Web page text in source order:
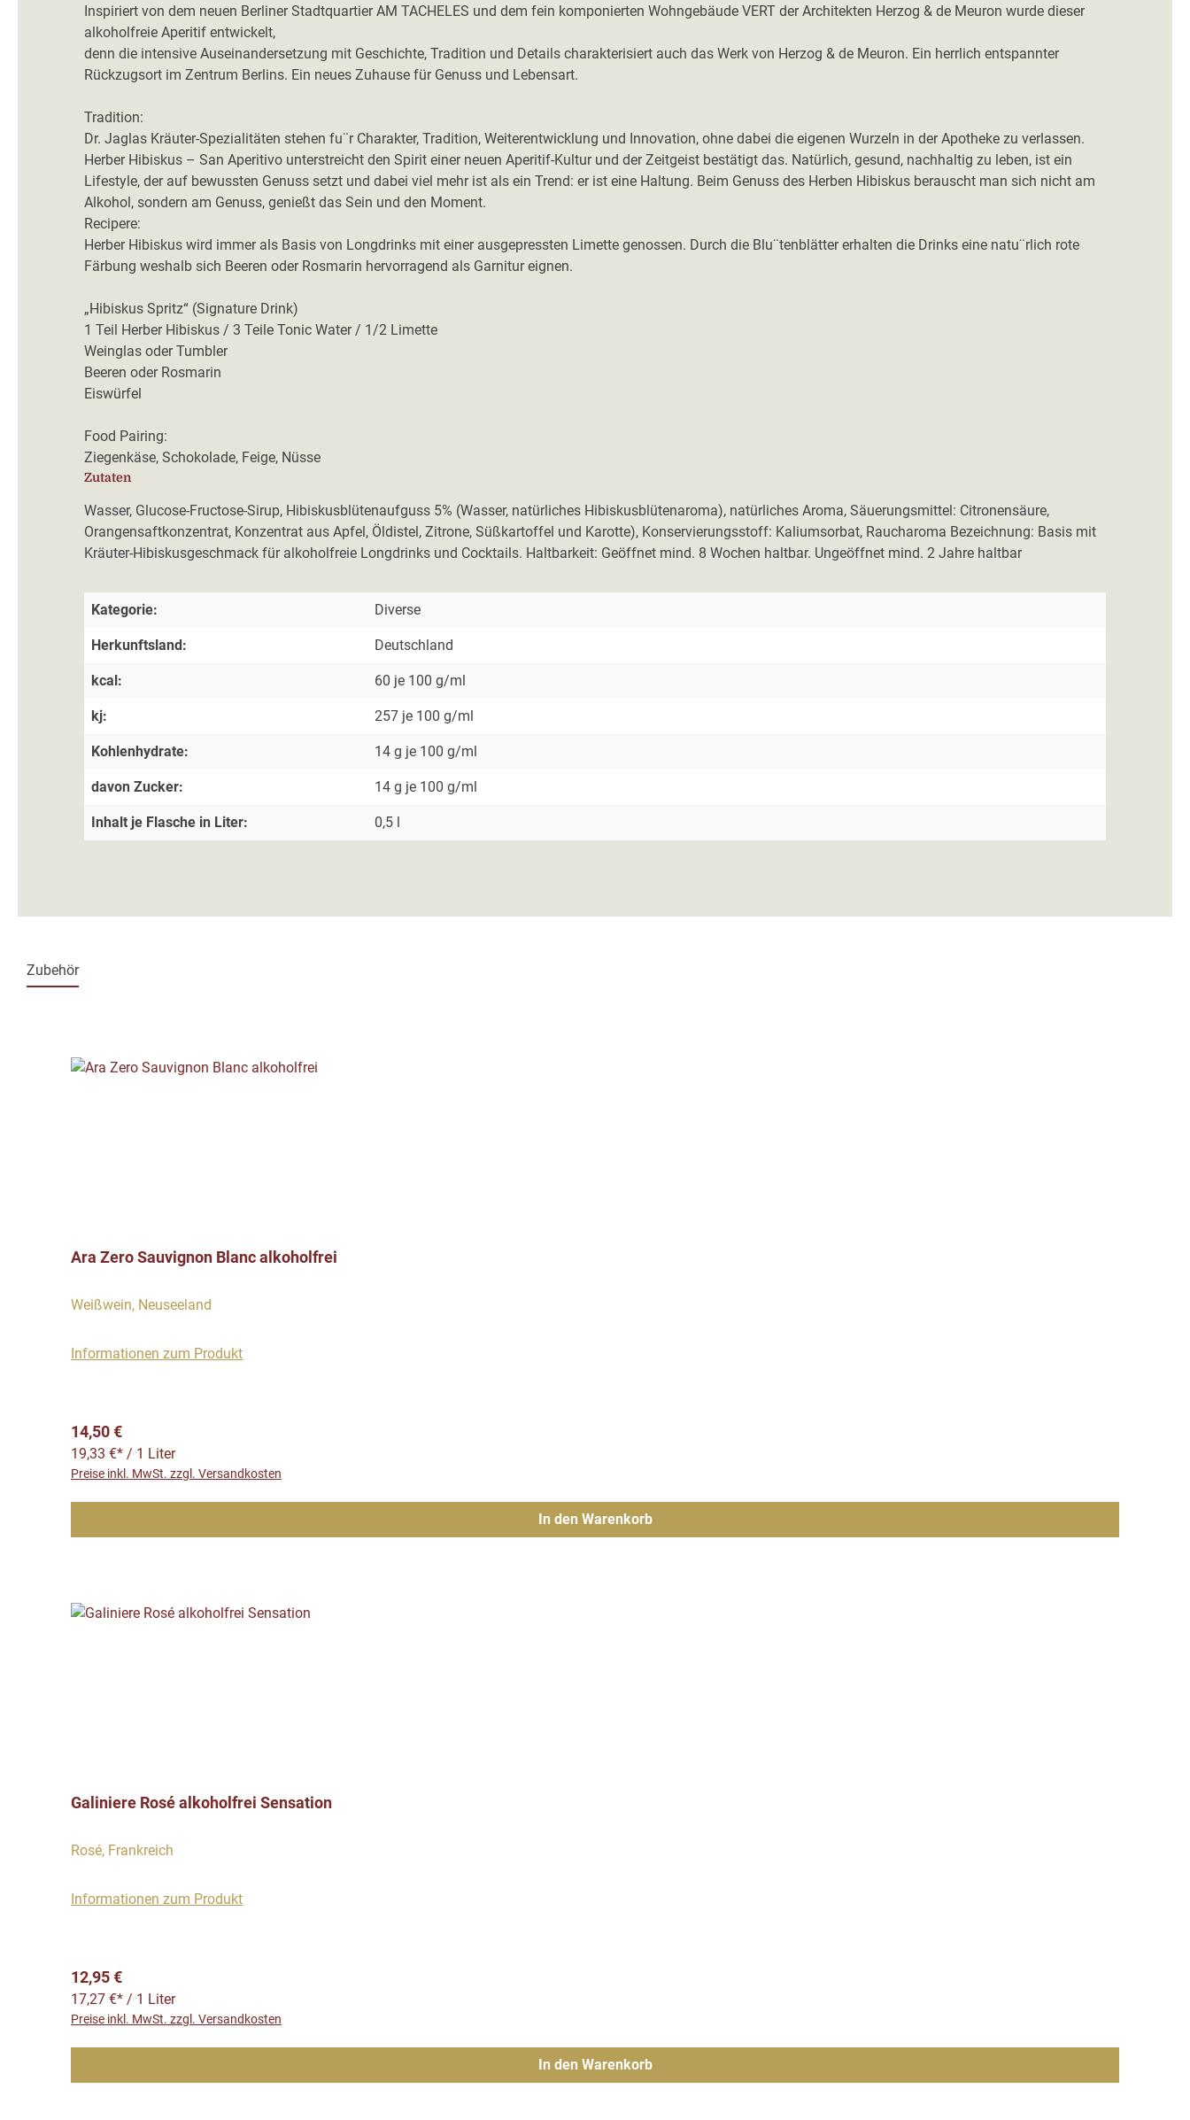
Inspiriert von dem neuen Berliner Stadtquartier AM TACHELES und dem fein komponierten Wohngebäude VERT der Architekten Herzog & de Meuron wurde dieser
alkoholfreie Aperitif entwickelt,
denn die intensive Auseinandersetzung mit Geschichte, Tradition und Details charakterisiert auch das Werk von Herzog & de Meuron. Ein herrlich entspannter
Rückzugsort im Zentrum Berlins. Ein neues Zuhause für Genuss und Lebensart.
Tradition:
Dr. Jaglas Kräuter-Spezialitäten stehen fu¨r Charakter, Tradition, Weiterentwicklung und Innovation, ohne dabei die eigenen Wurzeln in der Apotheke zu verlassen.
Herber Hibiskus – San Aperitivo unterstreicht den Spirit einer neuen Aperitif-Kultur und der Zeitgeist bestätigt das. Natürlich, gesund, nachhaltig zu leben, ist ein
Lifestyle, der auf bewussten Genuss setzt und dabei viel mehr ist als ein Trend: er ist eine Haltung. Beim Genuss des Herben Hibiskus berauscht man sich nicht am
Alkohol, sondern am Genuss, genießt das Sein und den Moment.
Recipere:
Herber Hibiskus wird immer als Basis von Longdrinks mit einer ausgepressten Limette genossen. Durch die Blu¨tenblätter erhalten die Drinks eine natu¨rlich rote
Färbung weshalb sich Beeren oder Rosmarin hervorragend als Garnitur eignen.
„Hibiskus Spritz“ (Signature Drink)
1 Teil Herber Hibiskus / 3 Teile Tonic Water / 1/2 Limette
Weinglas oder Tumbler
Beeren oder Rosmarin
Eiswürfel
Food Pairing:
Ziegenkäse, Schokolade, Feige, Nüsse
Zutaten
Wasser, Glucose-Fructose-Sirup, Hibiskusblütenaufguss 5% (Wasser, natürliches Hibiskusblütenaroma), natürliches Aroma, Säuerungsmittel: Citronensäure,
Orangensaftkonzentrat, Konzentrat aus Apfel, Öldistel, Zitrone, Süßkartoffel und Karotte), Konservierungsstoff: Kaliumsorbat, Raucharoma Bezeichnung: Basis mit
Kräuter-Hibiskusgeschmack für alkoholfreie Longdrinks und Cocktails. Haltbarkeit: Geöffnet mind. 8 Wochen haltbar. Ungeöffnet mind. 2 Jahre haltbar
Kategorie: Diverse
Herkunftsland: Deutschland
kcal: 60 je 100 g/ml
kj: 257 je 100 g/ml
Kohlenhydrate: 14 g je 100 g/ml
davon Zucker: 14 g je 100 g/ml
Inhalt je Flasche in Liter: 0,5 l
Zubehör
Ara Zero Sauvignon Blanc alkoholfrei
Weißwein, Neuseeland
Informationen zum Produkt
Regulärer Preis:
14,50 €
19,33 €* / 1 Liter
Preise inkl. MwSt. zzgl. Versandkosten
In den Warenkorb
Galiniere Rosé alkoholfrei Sensation
Rosé, Frankreich
Informationen zum Produkt
Regulärer Preis:
12,95 €
17,27 €* / 1 Liter
Preise inkl. MwSt. zzgl. Versandkosten
In den Warenkorb